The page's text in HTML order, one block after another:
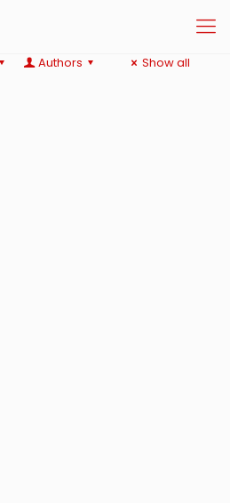
Authors Show all